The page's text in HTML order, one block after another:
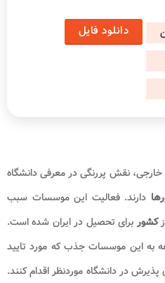
دانلود فایل
نقش پررنگی در معرفی دانشگاه
دارند. فعالیت این موسسات سبب
کشوربرای تحصیل در ایران شده است.
به این موسسات جذب که مورد تایید
در دانشگاه موردنظر اقدام کنند.